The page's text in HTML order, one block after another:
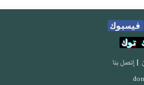
فيسبوك
توك
| إتصل بنا